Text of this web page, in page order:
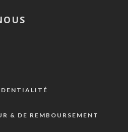
& DE REMBOURSEMENT